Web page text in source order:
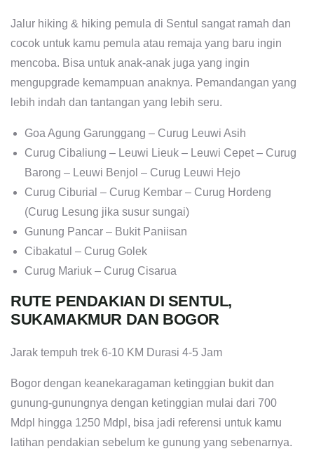
Jalur hiking & hiking pemula di Sentul sangat ramah dan
cocok untuk kamu pemula atau remaja yang baru ingin
mencoba. Bisa untuk anak-anak juga yang ingin
mengupgrade kemampuan anaknya. Pemandangan yang
lebih indah dan tantangan yang lebih seru.
Goa Agung Garunggang – Curug Leuwi Asih
Curug Cibaliung – Leuwi Lieuk – Leuwi Cepet – Curug
Barong – Leuwi Benjol – Curug Leuwi Hejo
Curug Ciburial – Curug Kembar – Curug Hordeng
(Curug Lesung jika susur sungai)
Gunung Pancar – Bukit Paniisan
Cibakatul – Curug Golek
Curug Mariuk – Curug Cisarua
RUTE PENDAKIAN DI SENTUL,
SUKAMAKMUR DAN BOGOR
Jarak tempuh trek 6-10 KM Durasi 4-5 Jam
Bogor dengan keanekaragaman ketinggian bukit dan
gunung-gunungnya dengan ketinggian mulai dari 700
Mdpl hingga 1250 Mdpl, bisa jadi referensi untuk kamu
latihan pendakian sebelum ke gunung yang sebenarnya.